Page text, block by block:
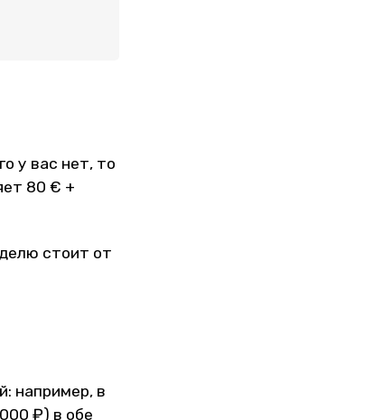
у вас нет, то
80 € +
стоит от
например, в
₽) в обе